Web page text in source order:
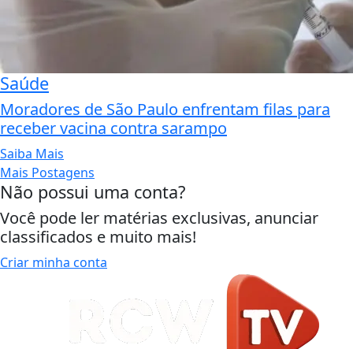
Saúde
Moradores de São Paulo enfrentam filas para
receber vacina contra sarampo
Saiba Mais
Mais Postagens
Não possui uma conta?
Você pode ler matérias exclusivas, anunciar
classificados e muito mais!
Criar minha conta